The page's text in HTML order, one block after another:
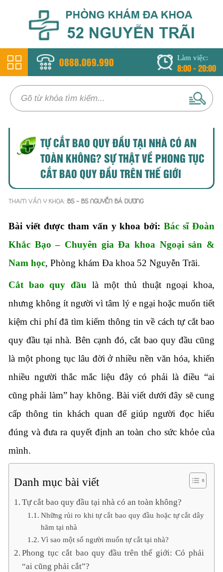
0888.069.990 Làm việc:
8:00 - 20:00
TỰ CẮT BAO QUY ĐẦU TẠI NHÀ CÓ AN
TOÀN KHÔNG? SỰ THẬT VỀ PHONG TỤC
CẮT BAO QUY ĐẦU TRÊN THẾ GIỚI
THAM VẤN Y KHOA: BS - BS NGUYỄN BÁ DƯƠNG
Bài viết được tham vấn y khoa bởi:Bác sĩ Đoàn
Khắc Bạo – Chuyên gia Đa khoa Ngoại sản &
Nam học, Phòng khám Đa khoa 52 Nguyễn Trãi.
Cắt bao quy đầu là một thủ thuật ngoại khoa,
nhưng không ít người vì tâm lý e ngại hoặc muốn tiết
kiệm chi phí đã tìm kiếm thông tin về cách tự cắt bao
quy đầu tại nhà. Bên cạnh đó, cắt bao quy đầu cũng
là một phong tục lâu đời ở nhiều nền văn hóa, khiến
nhiều người thắc mắc liệu đây có phải là điều “ai
cũng phải làm” hay không. Bài viết dưới đây sẽ cung
cấp thông tin khách quan để giúp người đọc hiểu
đúng và đưa ra quyết định an toàn cho sức khỏe của
mình.
Danh mục bài viết
Tự cắt bao quy đầu tại nhà có an toàn không?
Những rủi ro khi tự cắt bao quy đầu hoặc tự cắt dây
hãm tại nhà
Vì sao một số người muốn tự cắt tại nhà?
Phong tục cắt bao quy đầu trên thế giới: Có phải
“ai cũng phải cắt”?